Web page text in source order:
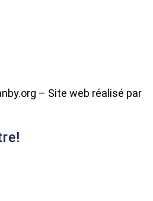
– Site web réalisé par